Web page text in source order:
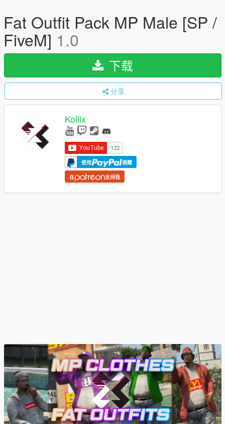
Fat Outfit Pack MP Male [SP /
FiveM] 1.0
下载
分享
Kollix
使用 捐赠
在 支持我